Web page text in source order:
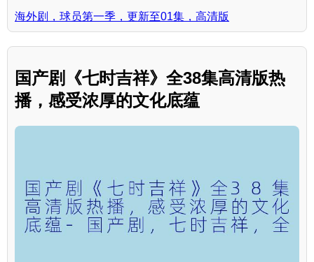
海外剧，球员第一季，更新至01集，高清版
国产剧《七时吉祥》全38集高清版热
播，感受浓厚的文化底蕴